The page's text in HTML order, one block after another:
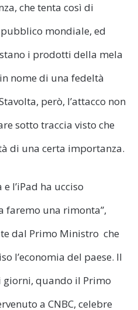
che tenta così di
mondiale, ed
i prodotti della mela
nome di una fedeltà
però, l’attacco non
sotto traccia visto che
di una certa importanza.
e l’iPad ha ucciso
faremo una rimonta”,
dal Primo Ministro che
l’economia del paese. Il
giorni, quando il Primo
a CNBC, celebre